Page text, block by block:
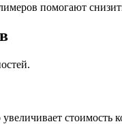
помогают